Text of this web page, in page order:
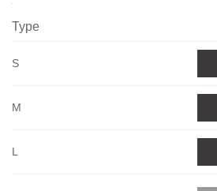
Type
S
M
L